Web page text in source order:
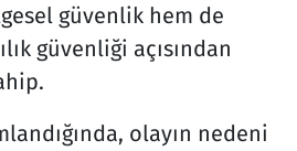
güvenlik hem de
güvenliği açısından
olayın nedeni